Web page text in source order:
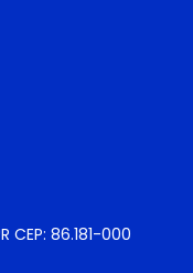
86.181-000